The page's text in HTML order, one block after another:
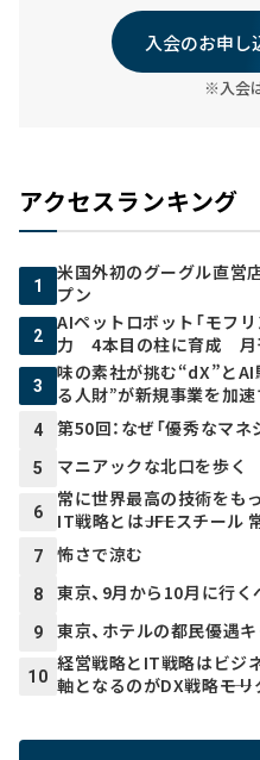
入会のお申し
※入会
アクセスランキング
1
米国外初のグーグル直営
プン
2
AIペットロボット「モフ
力 4本目の柱に育成 月
3
味の素社が挑む“dX”とAI
る人財”が新規事業を加速
4 第50回：なぜ「優秀なマ
5 マニアックな北口を歩く
6
常に世界最高の技術をも
IT戦略とは――JFEスチール
7 怖さで涼む
8 東京、9月から10月に行く
9 東京、ホテルの都民優遇
10
経営戦略とIT戦略はビジ
軸となるのがDX戦略――モ